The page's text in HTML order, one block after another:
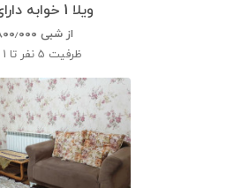
ویلا 1 خوابه دارای پارکینگ
از شبی
ظرفیت 5 نفر تا 1 نفر اضافه